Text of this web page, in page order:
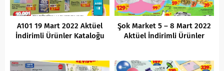
A101 19 Mart 2022 Aktüel
İndirimli Ürünler Kataloğu
Şok Market 5 – 8 Mart 2022
Aktüel İndirimli Ürünler